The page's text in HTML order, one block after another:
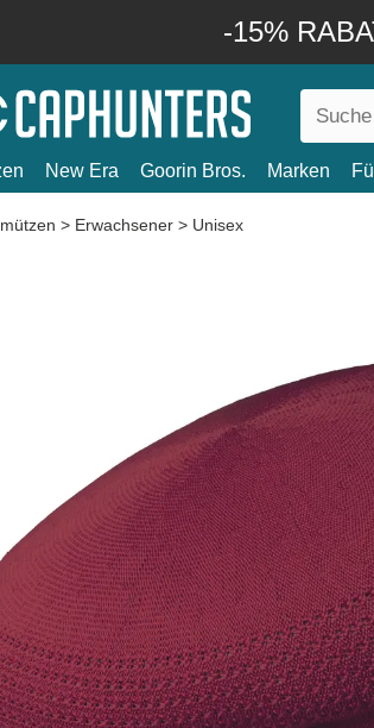
-15%
New Era Goorin Bros. Marken
> Erwachsener > Unisex